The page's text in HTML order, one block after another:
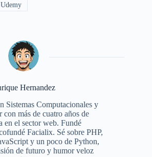
Hernandez
Sistemas Computacionales y
con más de cuatro años de
en el sector web. Fundé
Facialix. Sé sobre PHP,
y un poco de Python,
de futuro y humor veloz